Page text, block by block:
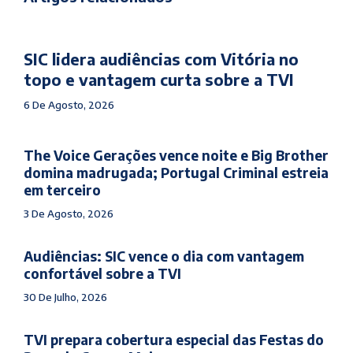
SIC lidera audiências com Vitória no
topo e vantagem curta sobre a TVI
6 De Agosto, 2026
The Voice Gerações vence noite e Big Brother
domina madrugada; Portugal Criminal estreia
em terceiro
3 De Agosto, 2026
Audiências: SIC vence o dia com vantagem
confortável sobre a TVI
30 De Julho, 2026
TVI prepara cobertura especial das Festas do